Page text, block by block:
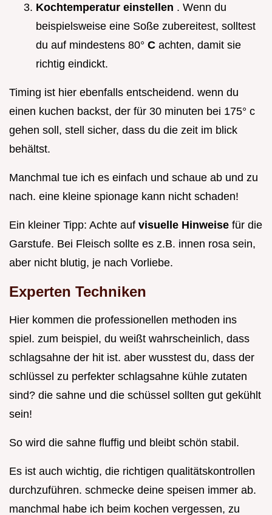
Kochtemperatur einstellen . Wenn du
beispielsweise eine Soße zubereitest, solltest
du auf mindestens 80° C achten, damit sie
richtig eindickt.
Timing ist hier ebenfalls entscheidend. wenn du
einen kuchen backst, der für 30 minuten bei 175° c
gehen soll, stell sicher, dass du die zeit im blick
behältst.
Manchmal tue ich es einfach und schaue ab und zu
nach. eine kleine spionage kann nicht schaden!
Ein kleiner Tipp: Achte auf visuelle Hinweise für die
Garstufe. Bei Fleisch sollte es z.B. innen rosa sein,
aber nicht blutig, je nach Vorliebe.
Experten Techniken
Hier kommen die professionellen methoden ins
spiel. zum beispiel, du weißt wahrscheinlich, dass
schlagsahne der hit ist. aber wusstest du, dass der
schlüssel zu perfekter schlagsahne kühle zutaten
sind? die sahne und die schüssel sollten gut gekühlt
sein!
So wird die sahne fluffig und bleibt schön stabil.
Es ist auch wichtig, die richtigen qualitätskontrollen
durchzuführen. schmecke deine speisen immer ab.
manchmal habe ich beim kochen vergessen, zu